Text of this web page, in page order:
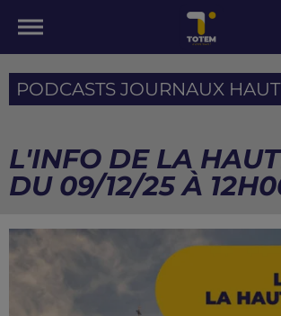
PODCASTS JOURNAUX
L'INFO DE LA
DU 09/12/25 À